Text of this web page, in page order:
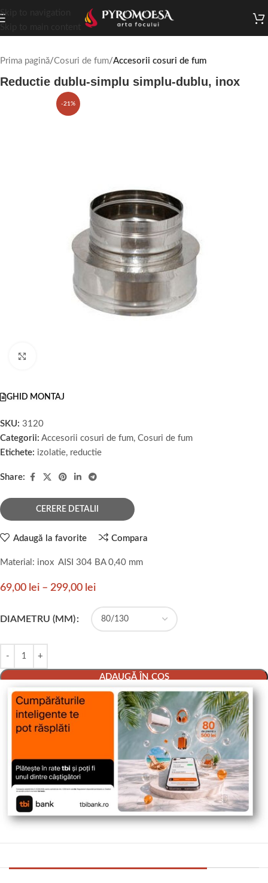
Skip to navigation
Prima pagină Cosuri de fum Accesorii cosuri de fum
Reductie dublu-simplu simplu-dublu, inox
-21%
GHID MONTAJ
SKU: 3120
Categorii: Accesorii cosuri de fum, Cosuri de fum
Etichete: izolatie, reductie
Share:
CERERE DETALII
Adaugă la favorite Compara
Material: inox AISI 304 BA 0,40 mm
69,00 lei – 299,00 lei
DIAMETRU (MM)
ADAUGĂ ÎN COȘ